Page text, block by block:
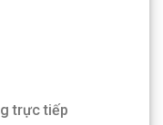
trực tiếp